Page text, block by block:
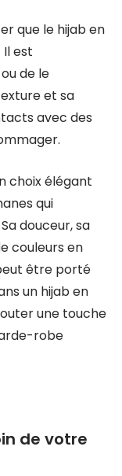
que le hijab en
est
de le
et sa
avec des
choix élégant
qui
douceur, sa
couleurs en
être porté
un hijab en
une touche
robe
de votre